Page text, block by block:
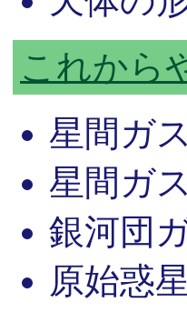
これから
星間ガ
星間ガ
銀河団
原始惑